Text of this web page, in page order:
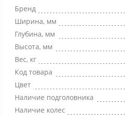
Бренд
Ширина, мм
Глубина, мм
Высота, мм
Вес, кг
Код товара
Цвет
Наличие подголовника
Наличие колес